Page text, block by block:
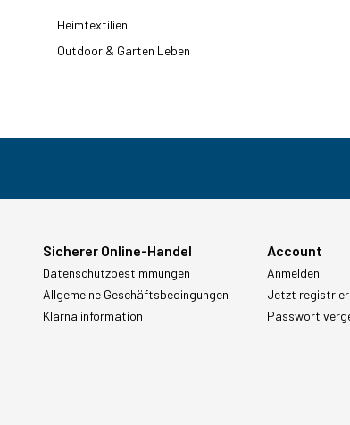
Heimtextilien
Outdoor & Garten Leben
Sicherer Online-Handel
Datenschutzbestimmungen
Allgemeine Geschäftsbedingungen
Klarna information
Account
Anmelden
Jetzt
Passwort